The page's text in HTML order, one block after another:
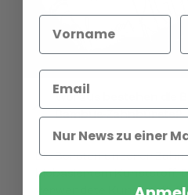
Bambus-Zahnbürste?
Die Borsten unserer
biobasiertem Kunststoff.
verwendete Kunststoff